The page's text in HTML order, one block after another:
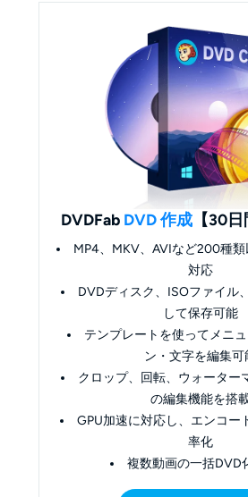
DVDFab DVD 作成 【30
MP4、MKV、AVIなど200種
対応
DVDディスク、ISOファイル
して保存可能
テンプレートを使ってメニ
ン・文字を編集可
クロップ、回転、ウォーター
の編集機能を搭
GPU加速に対応し、エンコー
率化
複数動画の一括DVD